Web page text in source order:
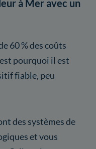
à Mer avec un
60 % des coûts
pourquoi il est
fiable, peu
des systèmes de
et vous